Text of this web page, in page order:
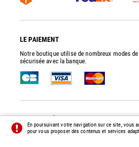
LE PAIEMENT
Notre boutique utilise de nombreux modes de
sécurisée avec la banque.
© 2014 - 2026 - TOUS DROITS RÉSERVÉS -
En poursuivant votre navigation sur ce site, vous
pour vous proposer des contenus et services